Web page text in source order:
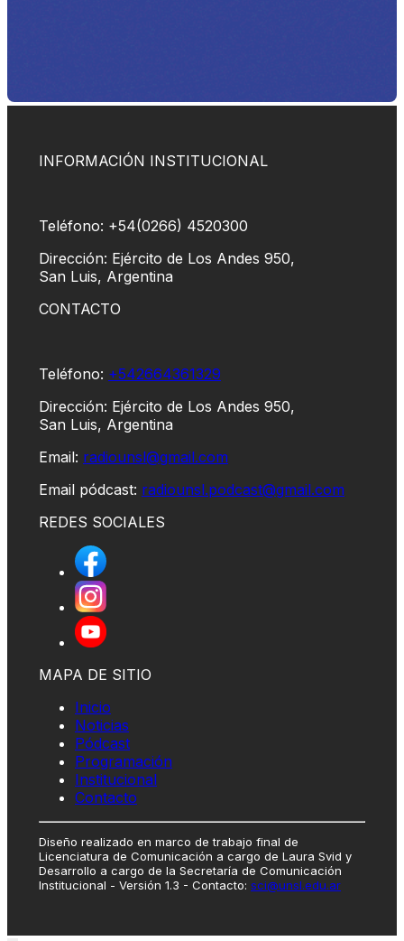
INFORMACIÓN INSTITUCIONAL
Teléfono: +54(0266) 4520300
Dirección: Ejército de Los Andes 950,
San Luis, Argentina
CONTACTO
Teléfono: +542664361329
Dirección: Ejército de Los Andes 950,
San Luis, Argentina
Email: radiounsl@gmail.com
Email pódcast: radiounsl.podcast@gmail.com
REDES SOCIALES
MAPA DE SITIO
Inicio
Noticias
Pódcast
Programación
Institucional
Contacto
Diseño realizado en marco de trabajo final de
Licenciatura de Comunicación a cargo de Laura Svid y
Desarrollo a cargo de la Secretaría de Comunicación
Institucional - Versión 1.3 - Contacto: sci@unsl.edu.ar